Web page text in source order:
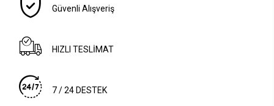
Güvenli Alışveriş
HIZLI TESLİMAT
7 / 24 DESTEK